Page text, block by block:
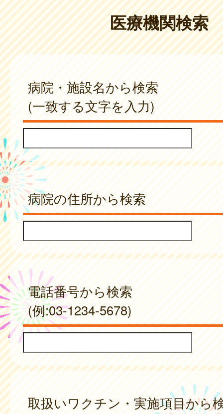
医療機関検索
病院・施設名から検索
(一致する文字を入力)
病院の住所から検索
電話番号から検索
(例:03-1234-5678)
取扱いワクチン・実施項目から